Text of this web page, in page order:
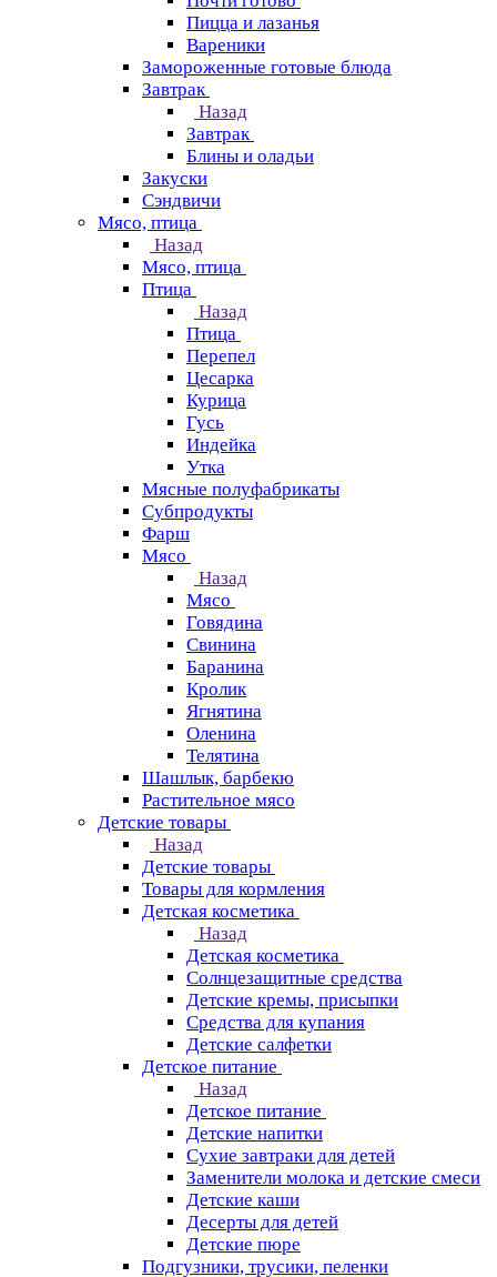
Пицца и лазанья
Вареники
Замороженные готовые блюда
Завтрак
Назад
Завтрак
Блины и оладьи
Закуски
Сэндвичи
Мясо, птица
Назад
Мясо, птица
Птица
Назад
Птица
Перепел
Цесарка
Курица
Гусь
Индейка
Утка
Мясные полуфабрикаты
Субпродукты
Фарш
Мясо
Назад
Мясо
Говядина
Свинина
Баранина
Кролик
Ягнятина
Оленина
Телятина
Шашлык, барбекю
Растительное мясо
Детские товары
Назад
Детские товары
Товары для кормления
Детская косметика
Назад
Детская косметика
Солнцезащитные средства
Детские кремы, присыпки
Средства для купания
Детские салфетки
Детское питание
Назад
Детское питание
Детские напитки
Сухие завтраки для детей
Заменители молока и детские смеси
Детские каши
Десерты для детей
Детские пюре
Подгузники, трусики, пеленки